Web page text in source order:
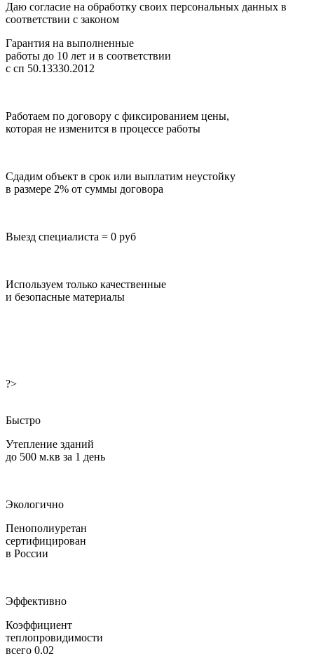
Даю согласие на обработку своих персональных данных в
соответствии с законом
Гарантия на выполненные
работы до 10 лет и в соответствии
с сп 50.13330.2012
Работаем по договору с фиксированием цены,
которая не изменится в процессе работы
Сдадим объект в срок или выплатим неустойку
в размере 2% от суммы договора
Выезд специалиста = 0 руб
Используем только качественные
и безопасные материалы
?>
Быстро
Утепление зданий
до 500 м.кв за 1 день
Экологично
Пенополиуретан
сертифицирован
в России
Эффективно
Коэффициент
теплопровидимости
всего 0,02